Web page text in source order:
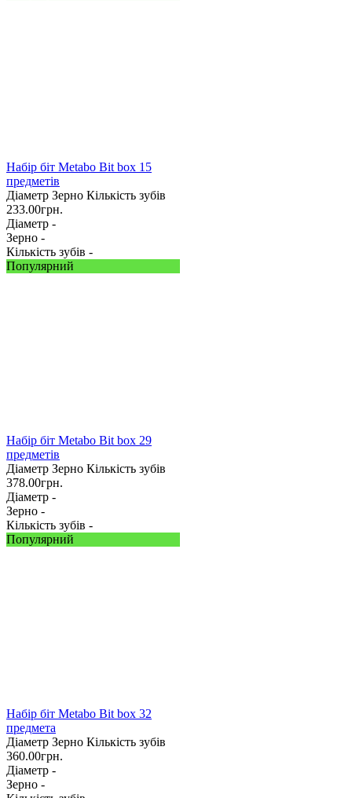
Набір біт Metabo Bit box 15
предметів
Діаметр Зерно Кількість зубів
233.00грн.
Діаметр -
Зерно -
Кількість зубів -
Популярний
Набір біт Metabo Bit box 29
предметів
Діаметр Зерно Кількість зубів
378.00грн.
Діаметр -
Зерно -
Кількість зубів -
Популярний
Набір біт Metabo Bit box 32
предмета
Діаметр Зерно Кількість зубів
360.00грн.
Діаметр -
Зерно -